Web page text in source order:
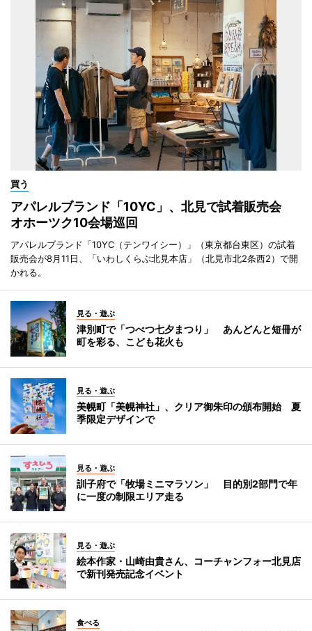
買う
アパレルブランド「10YC」、北見で試着販売会
オホーツク10会場巡回
アパレルブランド「10YC（テンワイシー）」（東京都台東区）の試着
販売会が8月11日、「いわしくらぶ北見本店」（北見市北2条西2）で開
かれる。
見る・遊ぶ
津別町で「つべつ七夕まつり」 あんどんと短冊が
町を彩る、こども花火も
見る・遊ぶ
美幌町「美幌神社」、クリア御朱印の頒布開始 夏
季限定デザインで
見る・遊ぶ
訓子府で「牧場ミニマラソン」 目的別2部門で年
に一度の制限エリア走る
見る・遊ぶ
絵本作家・山崎由貴さん、コーチャンフォー北見店
で新刊発売記念イベント
食べる